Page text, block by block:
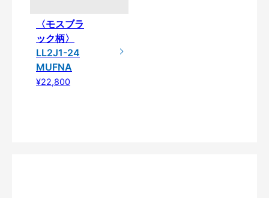
〈モスブラ
ック柄〉
LL2J1-24
MUFNA
¥22,800